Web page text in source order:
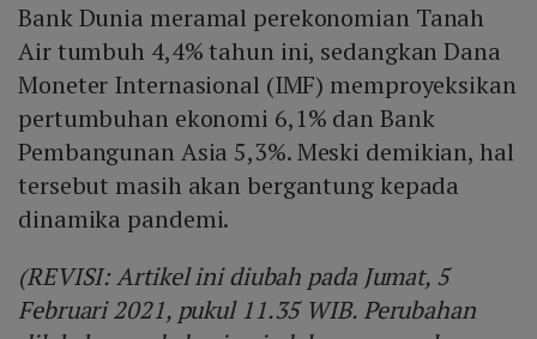
Bank Dunia meramal perekonomian Tanah
Air tumbuh 4,4% tahun ini, sedangkan Dana
Moneter Internasional (IMF) memproyeksikan
pertumbuhan ekonomi 6,1% dan Bank
Pembangunan Asia 5,3%. Meski demikian, hal
tersebut masih akan bergantung kepada
dinamika pandemi.
(REVISI: Artikel ini diubah pada Jumat, 5
Februari 2021, pukul 11.35 WIB. Perubahan